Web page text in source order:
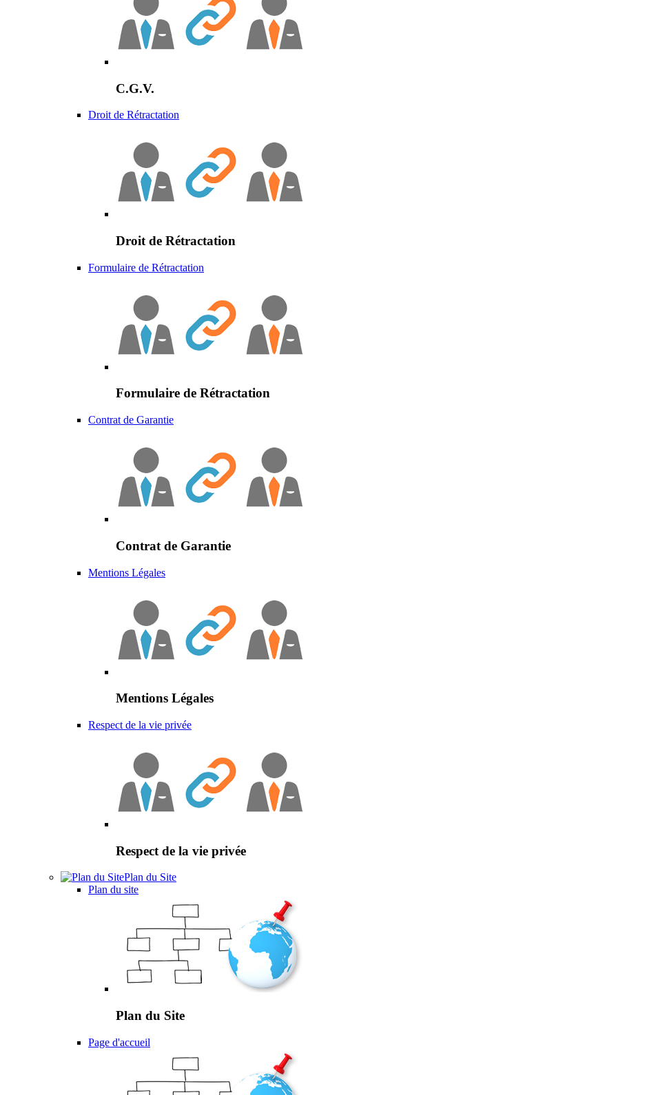
C.G.V.
Droit de Rétractation
Droit de Rétractation
Formulaire de Rétractation
Formulaire de Rétractation
Contrat de Garantie
Contrat de Garantie
Mentions Légales
Mentions Légales
Respect de la vie privée
Respect de la vie privée
Plan du Site
Plan du site
Plan du Site
Page d'accueil